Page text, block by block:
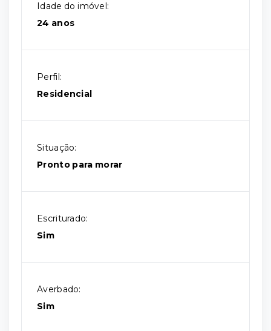
Idade do imóvel:
24 anos
Perfil:
Residencial
Situação:
Pronto para morar
Escriturado:
Sim
Averbado:
Sim